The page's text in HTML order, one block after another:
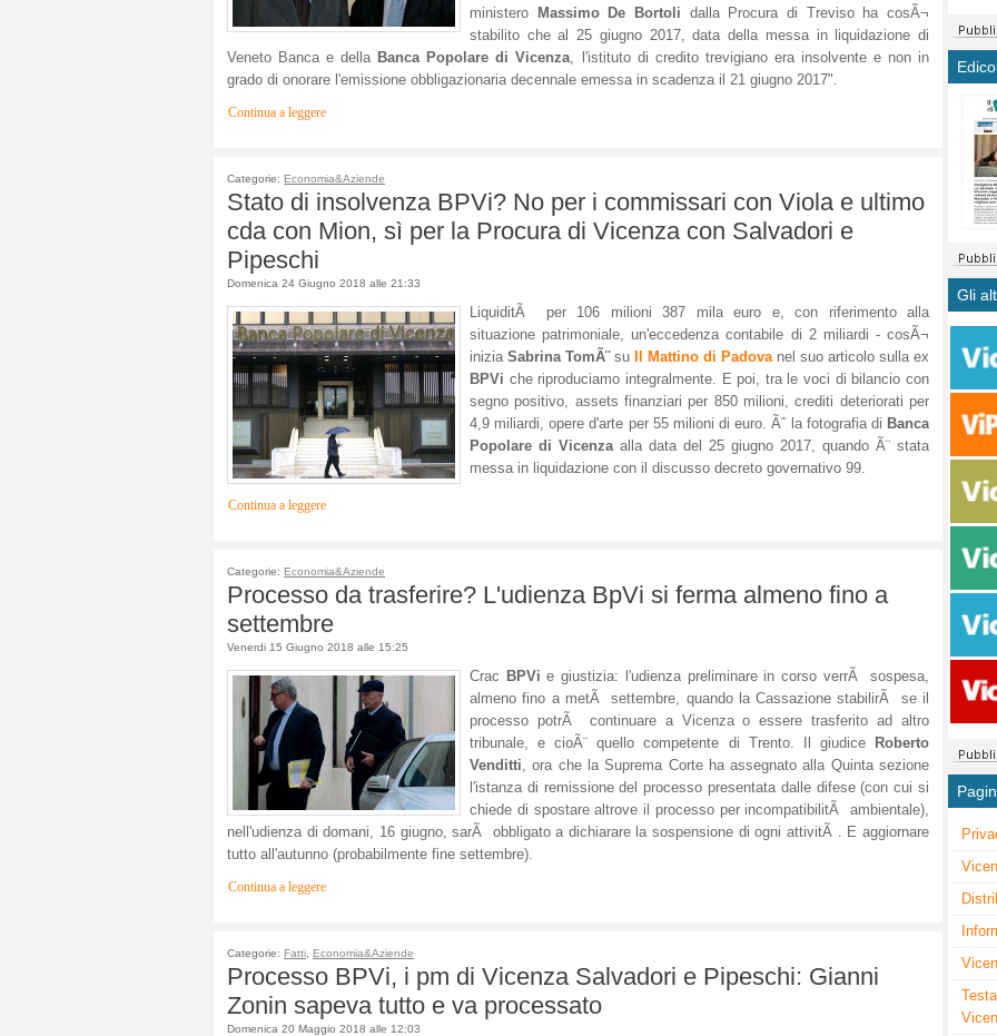
ministero Massimo De Bortoli dalla Procura di Treviso ha cosÃ¬
stabilito che al 25 giugno 2017, data della messa in liquidazione di
Veneto Banca e della Banca Popolare di Vicenza , l'istituto di credito trevigiano era insolvente e non in
grado di onorare l'emissione obbligazionaria decennale emessa in scadenza il 21 giugno 2017".
Continua a leggere
Categorie: Economia&Aziende
Stato di insolvenza BPVi? No per i commissari con Viola e ultimo
cda con Mion, sì per la Procura di Vicenza con Salvadori e
Pipeschi
Domenica 24 Giugno 2018 alle 21:33
LiquiditÃ per 106 milioni 387 mila euro e, con riferimento alla
situazione patrimoniale, un'eccedenza contabile di 2 miliardi - cosÃ¬
inizia Sabrina TomÃ¨su Il Mattino di Padova nel suo articolo sulla ex
BPVi che riproduciamo integralmente. E poi, tra le voci di bilancio con
segno positivo, assets finanziari per 850 milioni, crediti deteriorati per
4,9 miliardi, opere d'arte per 55 milioni di euro. Ãˆ la fotografia di Banca
Popolare di Vicenza alla data del 25 giugno 2017, quando Ã¨ stata
messa in liquidazione con il discusso decreto governativo 99.
Continua a leggere
Categorie: Economia&Aziende
Processo da trasferire? L'udienza BpVi si ferma almeno fino a
settembre
Venerdi 15 Giugno 2018 alle 15:25
Crac BPVi e giustizia: l'udienza preliminare in corso verrÃ sospesa,
almeno fino a metÃ settembre, quando la Cassazione stabilirÃ se il
processo potrÃ continuare a Vicenza o essere trasferito ad altro
tribunale, e cioÃ¨ quello competente di Trento. Il giudice Roberto
Venditti , ora che la Suprema Corte ha assegnato alla Quinta sezione
l'istanza di remissione del processo presentata dalle difese (con cui si
chiede di spostare altrove il processo per incompatibilitÃ ambientale),
nell'udienza di domani, 16 giugno, sarÃ obbligato a dichiarare la sospensione di ogni attivitÃ . E aggiornare
tutto all'autunno (probabilmente fine settembre).
Continua a leggere
Categorie: Fatti Economia&Aziende
Processo BPVi, i pm di Vicenza Salvadori e Pipeschi: Gianni
Zonin sapeva tutto e va processato
Domenica 20 Maggio 2018 alle 12:03
Ora
la
ma
pace
fatto
a
dei
città,
e
alta
Gli